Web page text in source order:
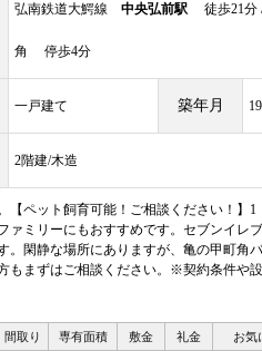
弘南鉄道大鰐線 中央弘前駅 徒歩21分
角 停歩4分
一戸建て 築年月
2階建/木造
ペット飼育可能！ご相談ください！】1
ミリーにもおすすめです。セブンイレ
閑静な場所にありますが、亀の甲町角
もまずはご相談ください。※契約条件や
間取り 専有面積 敷金 礼金 お気